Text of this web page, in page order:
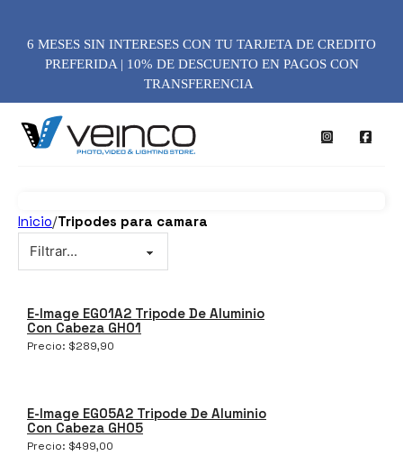
6 MESES SIN INTERESES CON TU TARJETA DE CREDITO
PREFERIDA | 10% DE DESCUENTO EN PAGOS CON
TRANSFERENCIA
Inicio/Tripodes para camara
E-Image EG01A2 Tripode De Aluminio
Con Cabeza GH01
Precio: $289,90
E-Image EG05A2 Tripode De Aluminio
Con Cabeza GH05
Precio: $499,00